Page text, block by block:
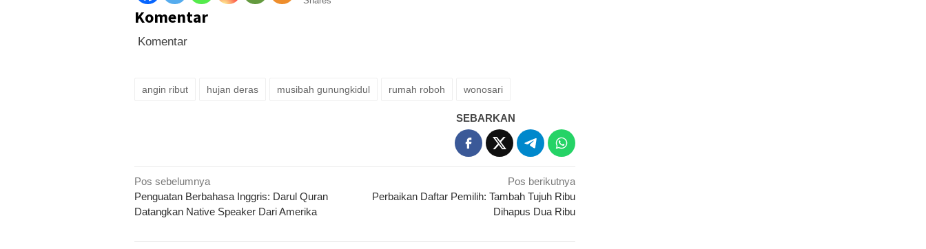
Komentar
Komentar
angin ribut hujan deras musibah gunungkidul rumah roboh wonosari
SEBARKAN
Navigasi
pos
Pos sebelumnya
Penguatan Berbahasa Inggris: Darul Quran
Datangkan Native Speaker Dari Amerika
Pos berikutnya
Perbaikan Daftar Pemilih: Tambah Tujuh Ribu
Dihapus Dua Ribu